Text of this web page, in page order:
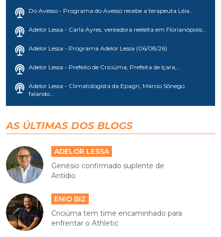
Do Avesso - Programa do Avesso recebe a terapeuta Léia...
Adelor Lessa - Carla Ayres, vereadora reeleita em Florianópolis...
Adelor Lessa - Programa Adelor Lessa (06/08/26)
Adelor Lessa - Prefeito de Criciúma, Prefeita de Içara,...
Adelor Lessa - Climatologista da Epagri, Márcio Sônego
falando...
AS ÚLTIMAS DOS BLOGS
ADELOR LESSA
Genésio confirmado suplente de
Antídio
ENIO BIZ
Criciúma tem time encaminhado para
enfrentar o Athletic